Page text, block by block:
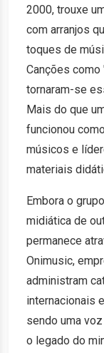
2000, trouxe
com arranjos
toques de
Canções como
tornaram-se
Mais do que
funcionou
músicos e
materiais
Embora o
midiática de
permanece
Onimusic,
administram
internacionais
sendo uma
o legado do